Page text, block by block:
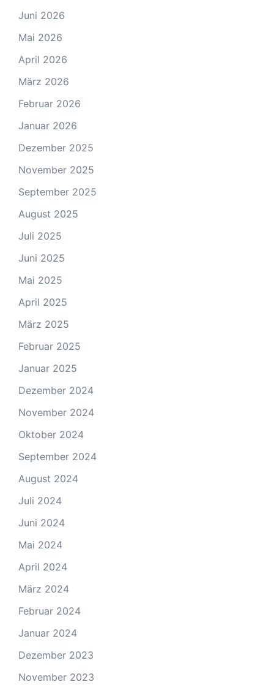
Juni 2026
Mai 2026
April 2026
März 2026
Februar 2026
Januar 2026
Dezember 2025
November 2025
September 2025
August 2025
Juli 2025
Juni 2025
Mai 2025
April 2025
März 2025
Februar 2025
Januar 2025
Dezember 2024
November 2024
Oktober 2024
September 2024
August 2024
Juli 2024
Juni 2024
Mai 2024
April 2024
März 2024
Februar 2024
Januar 2024
Dezember 2023
November 2023